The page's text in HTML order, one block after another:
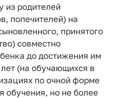
из родителей
попечителей) на
принятого
совместно
до достижения им
(на обучающихся в
по очной форме
обучения, но не более